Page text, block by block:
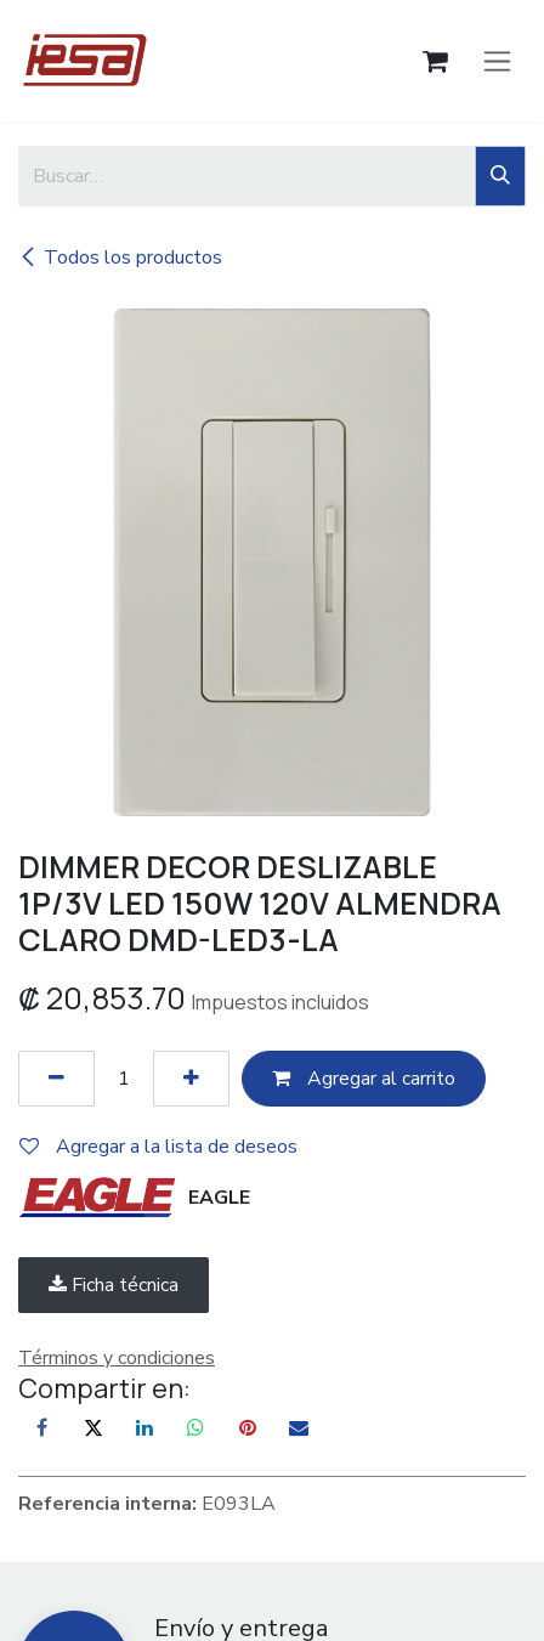
Todos los productos
DIMMER DECOR DESLIZABLE
1P/3V LED 150W 120V ALMENDRA
CLARO DMD-LED3-LA
₡ 20,853.70 Impuestos incluidos
Agregar al c​​arrito
Agregar a la lista de deseos
EAGLE
Ficha técnica
Términos y condiciones
Compartir en:
Referencia interna: E093LA
Envío y entrega